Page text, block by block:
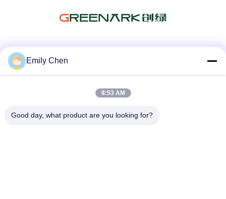
Emily Chen
8:53 AM
Good day, what product are you looking for?